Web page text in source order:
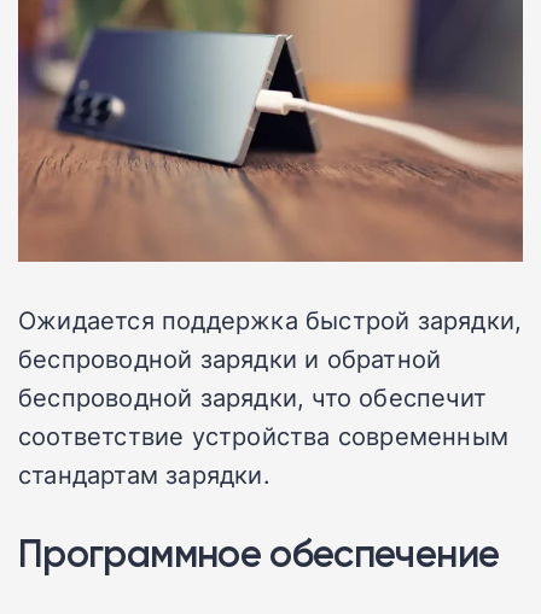
Ожидается поддержка быстрой зарядки,
беспроводной зарядки и обратной
беспроводной зарядки, что обеспечит
соответствие устройства современным
стандартам зарядки.
Программное обеспечение